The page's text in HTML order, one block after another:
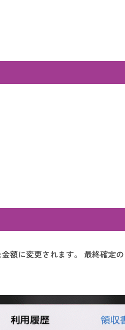
額に変更されます。 最終確定